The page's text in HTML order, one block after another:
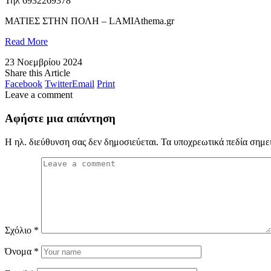
​ΜΑΤΙΕΣ ΣΤΗΝ ΠΟΛΗ – LAMIAthema.gr
Read More
23 Νοεμβρίου 2024
Share this Article
Facebook TwitterEmail Print
Leave a comment
Αφήστε μια απάντηση
Η ηλ. διεύθυνση σας δεν δημοσιεύεται. Τα υποχρεωτικά πεδία
Σχόλιο *
Όνομα *